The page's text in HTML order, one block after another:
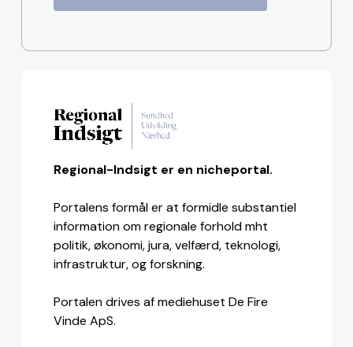
Regional-Indsigt er en nicheportal.
Portalens formål er at formidle substantiel
information om regionale forhold mht
politik, økonomi, jura, velfærd, teknologi,
infrastruktur, og forskning.
Portalen drives af mediehuset De Fire
Vinde ApS.